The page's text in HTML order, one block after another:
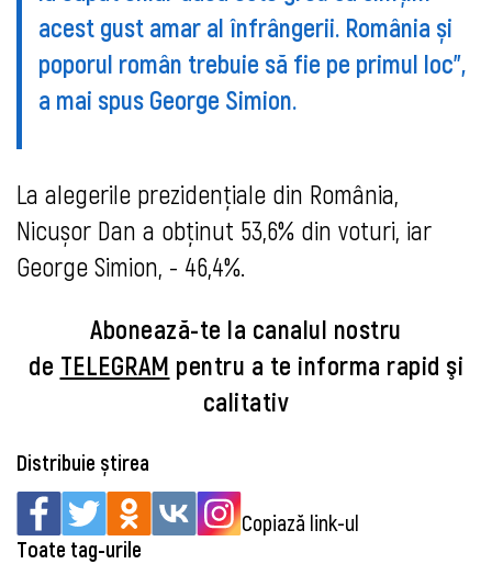
acest gust amar al înfrângerii. România și
poporul român trebuie să fie pe primul loc”,
a mai spus George Simion.
La alegerile prezidențiale din România,
Nicușor Dan a obținut 53,6% din voturi, iar
George Simion, - 46,4%.
Abonează-te la canalul nostru
de TELEGRAM pentru a te informa rapid şi
calitativ
Distribuie știrea
Copiază link-ul
Toate tag-urile